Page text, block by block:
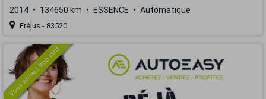
2014 134650 km ESSENCE Automatique
Fréjus - 83520
Vous arrivez trop tard